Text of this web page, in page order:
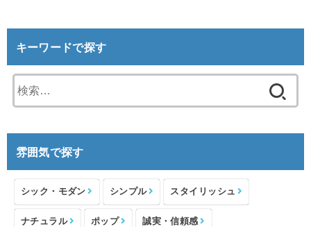
キーワードで探す
索:
雰囲気で探す
シック・モダン シンプル スタイリッシュ
ナチュラル ポップ 誠実・信頼感